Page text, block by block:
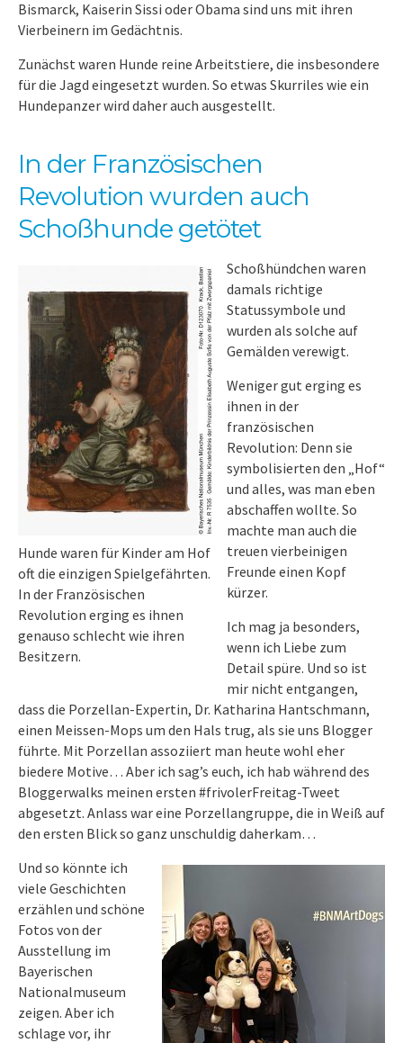
Bismarck, Kaiserin Sissi oder Obama sind uns mit ihren
Vierbeinern im Gedächtnis.
Zunächst waren Hunde reine Arbeitstiere, die insbesondere
für die Jagd eingesetzt wurden. So etwas Skurriles wie ein
Hundepanzer wird daher auch ausgestellt.
In der Französischen
Revolution wurden auch
Schoßhunde getötet
Hunde waren für Kinder am Hof
oft die einzigen Spielgefährten.
In der Französischen
Revolution erging es ihnen
genauso schlecht wie ihren
Besitzern.
Schoßhündchen waren
damals richtige
Statussymbole und
wurden als solche auf
Gemälden verewigt.
Weniger gut erging es
ihnen in der
französischen
Revolution: Denn sie
symbolisierten den „Hof“
und alles, was man eben
abschaffen wollte. So
machte man auch die
treuen vierbeinigen
Freunde einen Kopf
kürzer.
Ich mag ja besonders,
wenn ich Liebe zum
Detail spüre. Und so ist
mir nicht entgangen,
dass die Porzellan-Expertin, Dr. Katharina Hantschmann,
einen Meissen-Mops um den Hals trug, als sie uns Blogger
führte. Mit Porzellan assoziiert man heute wohl eher
biedere Motive… Aber ich sag’s euch, ich hab während des
Bloggerwalks meinen ersten #frivolerFreitag-Tweet
abgesetzt. Anlass war eine Porzellangruppe, die in Weiß auf
den ersten Blick so ganz unschuldig daherkam…
Und so könnte ich
viele Geschichten
erzählen und schöne
Fotos von der
Ausstellung im
Bayerischen
Nationalmuseum
zeigen. Aber ich
schlage vor, ihr